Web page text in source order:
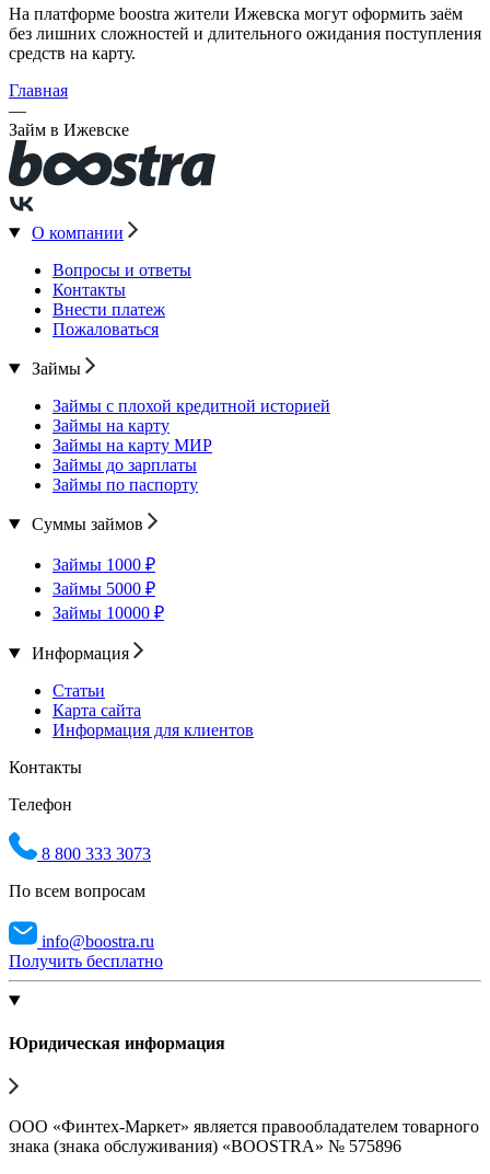
На платформе boostra жители Ижевска могут оформить заём
без лишних сложностей и длительного ожидания поступления
средств на карту.
Главная
—
Займ в Ижевске
О компании
Вопросы и ответы
Контакты
Внести платеж
Пожаловаться
Займы
Займы с плохой кредитной историей
Займы на карту
Займы на карту МИР
Займы до зарплаты
Займы по паспорту
Суммы займов
Займы 1000 ₽
Займы 5000 ₽
Займы 10000 ₽
Информация
Статьи
Карта сайта
Информация для клиентов
Контакты
Телефон
8 800 333 3073
По всем вопросам
info@boostra.ru
Получить бесплатно
Юридическая информация
ООО «Финтех-Маркет» является правообладателем товарного
знака (знака обслуживания) «BOOSTRA» № 575896